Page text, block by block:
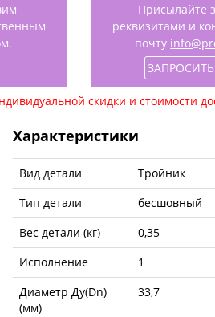
Присылайте
реквизитами и
почту
скидки и стоимости
Характеристики
Вид детали
Тройник
Тип детали
бесшовный
Вес детали (кг)
0,35
Исполнение
1
Диаметр Ду(Dn)
(мм)
33,7